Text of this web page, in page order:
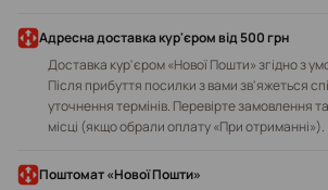
Адресна доставка кур'єром від 500 грн
Доставка кур'єром «Нової Пошти» згідно з
Після прибуття посилки з вами зв'яжеться
уточнення термінів. Перевірте замовлення
місці (якщо обрали оплату «При отриманні»).
Поштомат «Нової Пошти»